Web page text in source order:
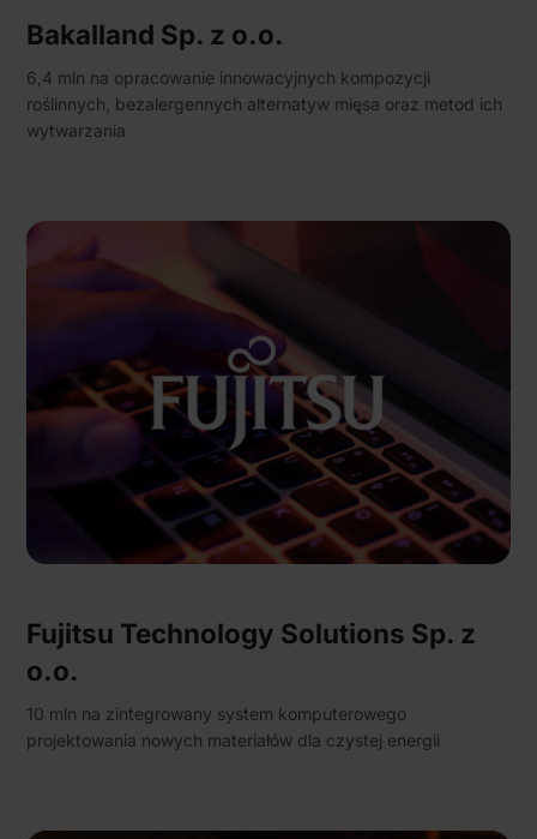
Bakalland Sp. z o.o.
6,4 mln na opracowanie innowacyjnych kompozycji
roślinnych, bezalergennych alternatyw mięsa oraz metod ich
wytwarzania
Fujitsu Technology Solutions Sp. z
o.o.
10 mln na zintegrowany system komputerowego
projektowania nowych materiałów dla czystej energii